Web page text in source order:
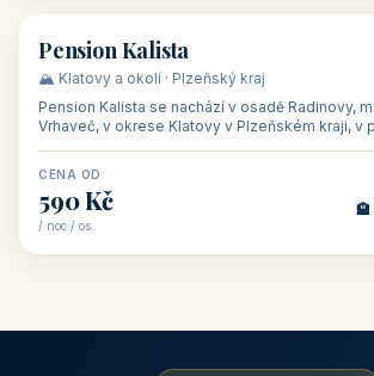
🏡 penzion
Pension Kalista
🏔️ Klatovy a okolí · Plzeňský kraj
Pension Kalista se nachází v osadě Radinovy,
Vrhaveč, v okrese Klatovy v Plzeňském kraji, v
CENA OD
590 Kč
/ noc / os.